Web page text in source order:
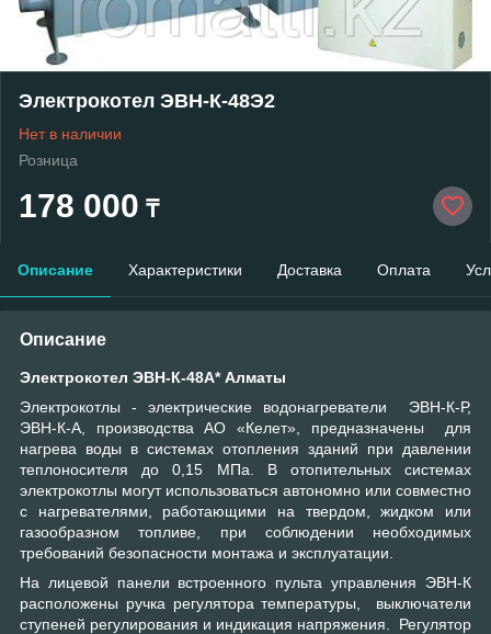
Электрокотел ЭВН-К-48Э2
Нет в наличии
Розница
178 000 ₸
Описание Характеристики Доставка Оплата
Описание
Электрокотел ЭВН-К-48А*​​ Алматы
Электрокотлы - электрические водонагреватели ЭВН-К-Р,
ЭВН-К-А, производства АО «Келет», предназначены для
нагрева воды в системах отопления зданий при давлении
теплоносителя до 0,15 МПа. В отопительных системах
электрокотлы могут использоваться автономно или совместно
с нагревателями, работающими на твердом, жидком или
газообразном топливе, при соблюдении необходимых
требований безопасности монтажа и эксплуатации.
На лицевой панели встроенного пульта управления ЭВН-К
расположены ручка регулятора температуры, выключатели
ступеней регулирования и индикация напряжения. Регулятор